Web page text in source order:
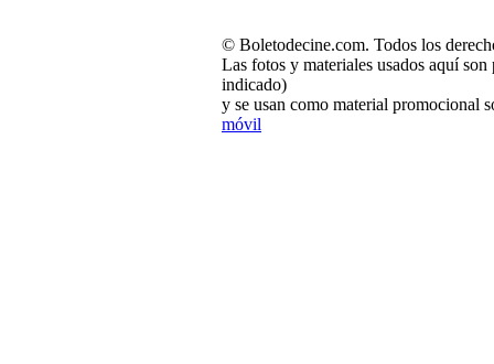
© Boletodecine.com. Todos los
Las fotos y materiales usados aquí
indicado)
y se usan como material promocional
móvil